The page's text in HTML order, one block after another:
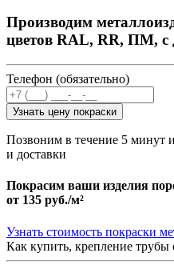
Производим
цветов RAL, RR, ПМ, с
Телефон (обязательно)
Узнать цену покраски
Позвоним в течение 5 минут
и доставки
Покрасим ваши изделия
от 135 руб./м²
Узнать стоимость покраски
Как купить, крепление трубы